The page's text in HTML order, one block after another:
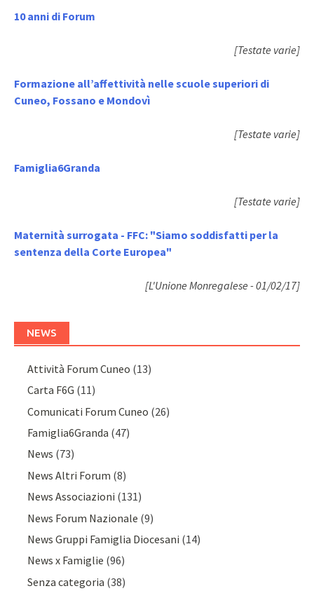
10 anni di Forum
[Testate varie]
Formazione all’affettività nelle scuole superiori di
Cuneo, Fossano e Mondovì
[Testate varie]
Famiglia6Granda
[Testate varie]
Maternità surrogata - FFC: "Siamo soddisfatti per la
sentenza della Corte Europea"
[L'Unione Monregalese - 01/02/17]
NEWS
Attività Forum Cuneo (13)
Carta F6G (11)
Comunicati Forum Cuneo (26)
Famiglia6Granda (47)
News (73)
News Altri Forum (8)
News Associazioni (131)
News Forum Nazionale (9)
News Gruppi Famiglia Diocesani (14)
News x Famiglie (96)
Senza categoria (38)